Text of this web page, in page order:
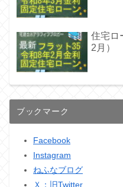
住宅ロ
2月）
ブックマーク
Facebook
Instagram
ねふなブログ
Ｘ：旧Twitter